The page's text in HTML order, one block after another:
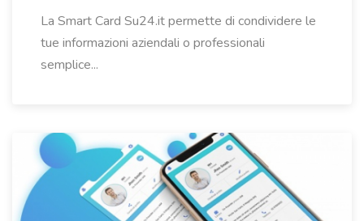
La Smart Card Su24.it permette di condividere le
tue informazioni aziendali o professionali
semplice...